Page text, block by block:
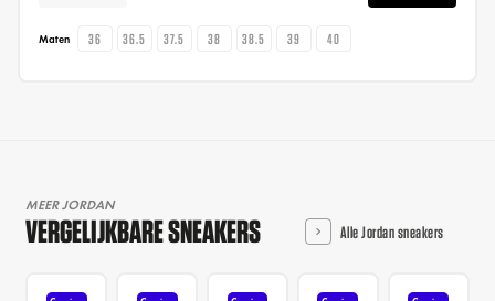
Maten 36 36.5 37.5 38 38.5 39 40
MEER JORDAN
VERGELIJKBARE SNEAKERS Alle Jordan sneakers